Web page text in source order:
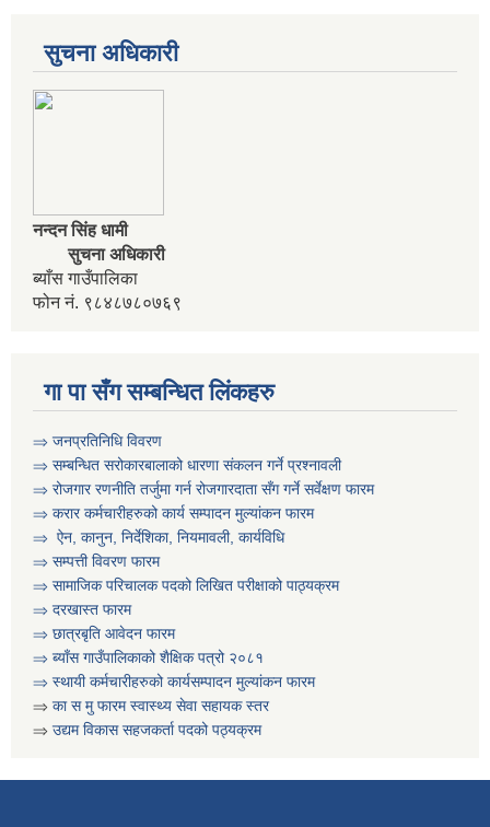
सुचना अधिकारी
नन्दन सिंह धामी
सुचना अधिकारी
ब्याँस गाउँपालिका
फोन नं. ९८४८७८०७६९
गा पा सँग सम्बन्धित लिंकहरु
⇒ जनप्रतिनिधि विवरण
⇒ सम्बन्धित सरोकारबालाको धारणा संकलन गर्ने प्रश्नावली
⇒ रोजगार रणनीति तर्जुमा गर्न रोजगारदाता सँग गर्ने सर्वेक्षण फारम
⇒ करार कर्मचारीहरुको कार्य सम्पादन मुल्या‌ंकन फारम
⇒ ऐन, कानुन, निर्देशिका, नियमावली, कार्यविधि
⇒ सम्पत्ती विवरण फारम
⇒ सामाजिक परिचालक पदको लिखित परीक्षाको पाठ्यक्रम
⇒ दरखास्त फारम
⇒ छात्रबृति आवेदन फारम
⇒ ब्याँस गाउँपालिकाको शैक्षिक पत्रो २०८१
⇒ स्थायी कर्मचारीहरुको कार्यसम्पादन मुल्यांकन फारम
⇒ का स मु फारम स्वास्थ्य सेवा सहायक स्तर
⇒ उद्यम विकास सहजकर्ता पदको पठ्यक्रम